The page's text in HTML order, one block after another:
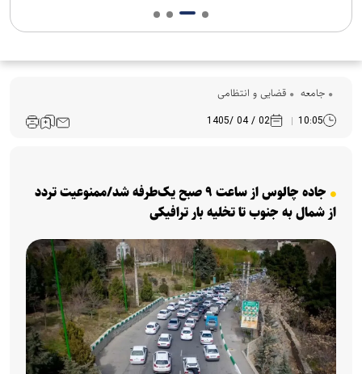
جامعه قضایی و انتظامی
10:05
02 / 04 /1405
جاده چالوس از ساعت ۹ صبح یک‌طرفه شد/ممنوعیت تردد
از شمال به جنوب تا تخلیه بار ترافیکی